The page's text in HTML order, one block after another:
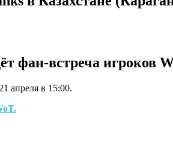
фан-встреча игроков
апреля в 15:00.